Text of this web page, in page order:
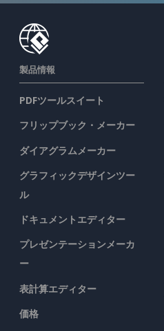
製品情報
PDFツールスイート
フリップブック・メーカー
ダイアグラムメーカー
グラフィックデザインツー
ル
ドキュメントエディター
プレゼンテーションメーカ
ー
表計算エディター
価格